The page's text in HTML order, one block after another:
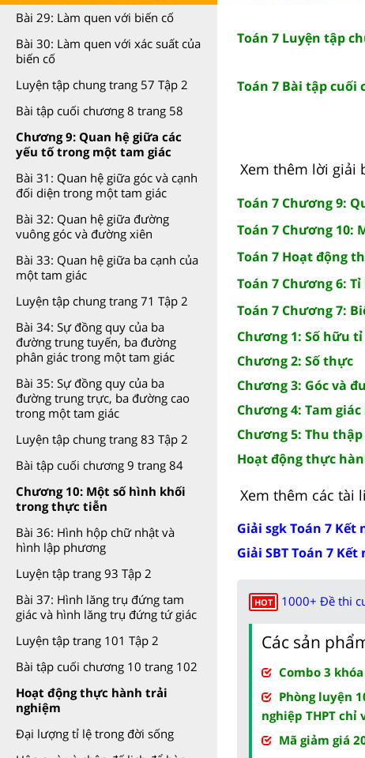
Bài 29: Làm quen với biến cố
Bài 30: Làm quen với xác suất của
biến cố
Luyện tập chung trang 57 Tập 2
Bài tập cuối chương 8 trang 58
Chương 9: Quan hệ giữa các
yếu tố trong một tam giác
Bài 31: Quan hệ giữa góc và cạnh
đối diện trong một tam giác
Bài 32: Quan hệ giữa đường
vuông góc và đường xiên
Bài 33: Quan hệ giữa ba cạnh của
một tam giác
Luyện tập chung trang 71 Tập 2
Bài 34: Sự đồng quy của ba
đường trung tuyến, ba đường
phân giác trong một tam giác
Bài 35: Sự đồng quy của ba
đường trung trực, ba đường cao
trong một tam giác
Luyện tập chung trang 83 Tập 2
Bài tập cuối chương 9 trang 84
Chương 10: Một số hình khối
trong thực tiễn
Bài 36: Hình hộp chữ nhật và
hình lập phương
Luyện tập trang 93 Tập 2
Bài 37: Hình lăng trụ đứng tam
giác và hình lăng trụ đứng tứ giác
Luyện tập trang 101 Tập 2
Bài tập cuối chương 10 trang 102
Hoạt động thực hành trải
nghiệm
Đại lượng tỉ lệ trong đời sống
Toán 7 Luyện tập
Toán 7 Bài tập cuối
Xem thêm lời giải
Toán 7 Chương 9:
Toán 7 Chương
Toán 7 Hoạt động
Toán 7 Chương 6:
Toán 7 Chương 7:
Chương 1: Số hữu tỉ
Chương 2: Số thực
Chương 3: Góc và
Chương 4: Tam
Chương 5: Thu
Hoạt động thực
Xem thêm các tài
Giải sgk Toán 7
Giải SBT Toán 7
HOT 1000+ Đề thi
Các sản
Combo 3
Phòng luyện
nghiệp THPT chỉ
Mã giảm giá